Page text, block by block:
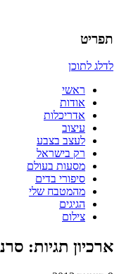
כמו אויר
אדריכלית
תפריט
לדלג לתוכן
ראשי
אודות
אדריכלות
עיצוב
לעצב בצבע
רק בישראל
מסעות בעולם
סיפורי בדים
מהמטבח שלי
הגיגים
צילום
ארכיון תגיות: